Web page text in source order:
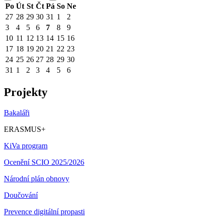
Po Út St Čt Pá So Ne
27 28 29 30 31 1
2
3
4 5 6 7 8
9
10 11 12 13 14 15 16
17 18 19 20 21 22 23
24 25 26 27 28 29 30
31 1 2 3 4 5 6
Projekty
Bakaláři
ERASMUS+
KiVa program
Ocenění SCIO 2025/2026
Národní plán obnovy
Doučování
Prevence digitální propasti